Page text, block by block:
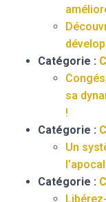
Catégorie :
sa
!
Catégorie :
Un
Catégorie :